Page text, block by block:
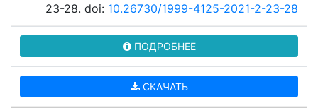
23-28. doi: 10.26730/1999-4125-2021-2-23-28
ПОДРОБНЕЕ
СКАЧАТЬ